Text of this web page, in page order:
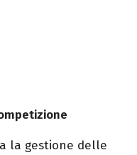
la gestione delle